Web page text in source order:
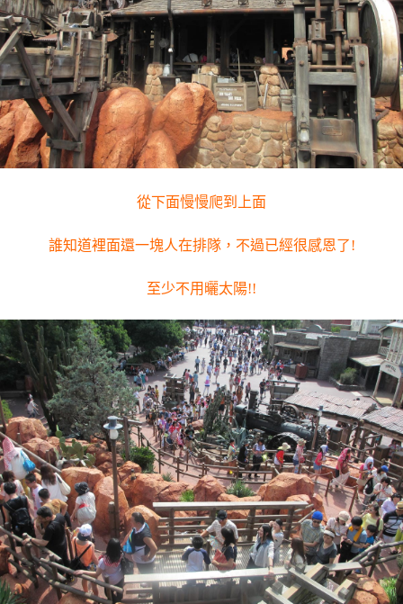
從下面慢慢爬到上面
誰知道裡面還一塊人在排隊，不過已經很感恩了!
至少不用曬太陽!!